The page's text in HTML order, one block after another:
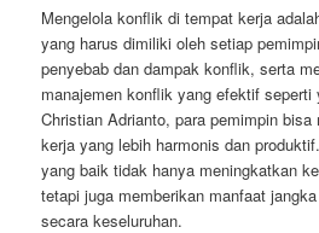
Mengelola konflik di tempat kerja
yang harus dimiliki oleh setiap
penyebab dan dampak konflik, serta
manajemen konflik yang efektif seperti
Christian Adrianto, para pemimpin
kerja yang lebih harmonis dan
yang baik tidak hanya meningkatkan
tetapi juga memberikan manfaat
secara keseluruhan.